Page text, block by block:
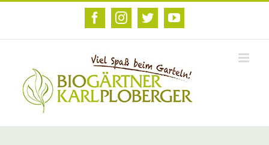
Zum
FacebookInstagram
TwitterYouTube